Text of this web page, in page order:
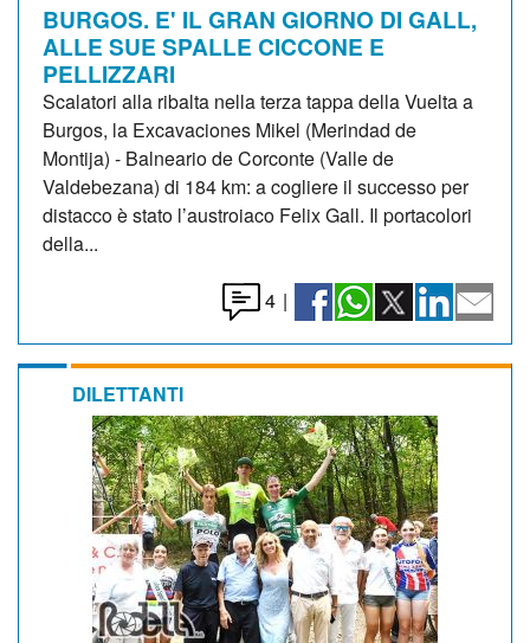
BURGOS. E' IL GRAN GIORNO DI GALL,
ALLE SUE SPALLE CICCONE E
PELLIZZARI
Scalatori alla ribalta nella terza tappa della Vuelta a
Burgos, la Excavaciones Mikel (Merindad de
Montija) - Balneario de Corconte (Valle de
Valdebezana) di 184 km: a cogliere il successo per
distacco è stato l’austroiaco Felix Gall. Il portacolori
della...
4 |
DILETTANTI